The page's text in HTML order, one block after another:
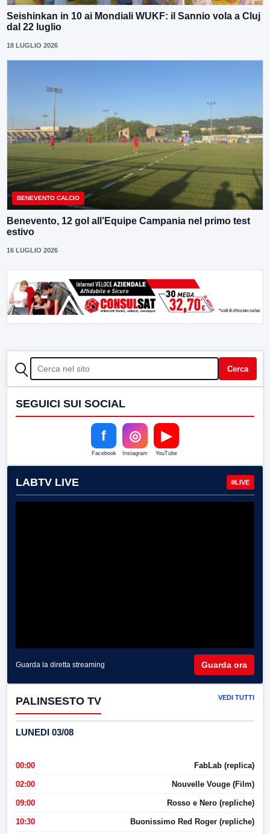
Seishinkan in 10 ai Mondiali WUKF: il Sannio vola a Cluj
dal 22 luglio
18 LUGLIO 2026
BENEVENTO CALCIO
Benevento, 12 gol all’Equipe Campania nel primo test
estivo
16 LUGLIO 2026
CERCA Cerca
SEGUICI SUI SOCIAL
f
Facebook
◎
Instagram
▶
YouTube
LABTV LIVE LIVE
Guarda la diretta streaming Guarda ora
PALINSESTO TV VEDI TUTTI
LUNEDI 03/08
00:00 FabLab (replica)
02:00 Nouvelle Vouge (Film)
09:00 Rosso e Nero (repliche)
10:30 Buonissimo Red Roger (repliche)